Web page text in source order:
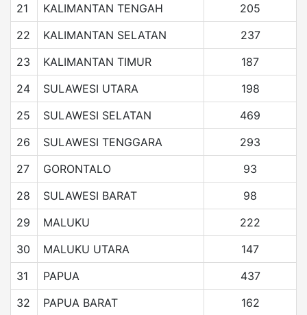
21
KALIMANTAN TENGAH
205
22
KALIMANTAN SELATAN
237
23
KALIMANTAN TIMUR
187
24
SULAWESI UTARA
198
25
SULAWESI SELATAN
469
26
SULAWESI TENGGARA
293
27
GORONTALO
93
28
SULAWESI BARAT
98
29
MALUKU
222
30
MALUKU UTARA
147
31
PAPUA
437
32
PAPUA BARAT
162